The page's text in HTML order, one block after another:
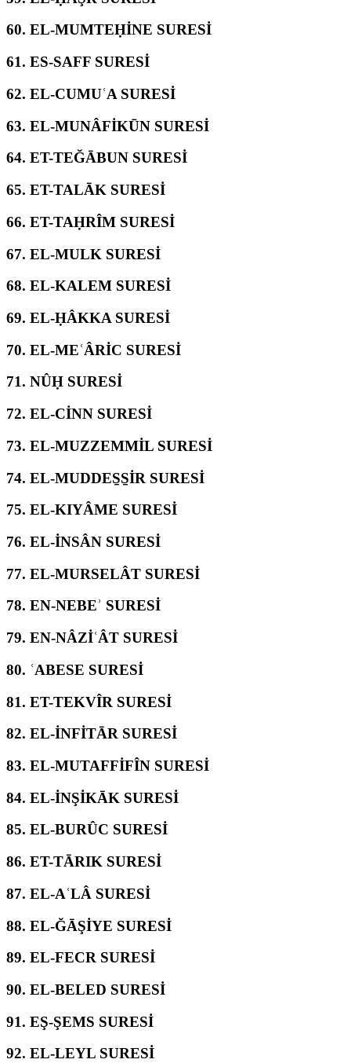
60. EL-MUMTEḤİNE SURESİ
61. ES-SAFF SURESİ
62. EL-CUMUʿA SURESİ
63. EL-MUNÂFİKŪN SURESİ
64. ET-TEĞĀBUN SURESİ
65. ET-TALĀK SURESİ
66. ET-TAḤRÎM SURESİ
67. EL-MULK SURESİ
68. EL-KALEM SURESİ
69. EL-ḤÂKKA SURESİ
70. EL-MEʿÂRİC SURESİ
71. NÛḤ SURESİ
72. EL-CİNN SURESİ
73. EL-MUZZEMMİL SURESİ
74. EL-MUDDES̱S̱İR SURESİ
75. EL-KIYÂME SURESİ
76. EL-İNSÂN SURESİ
77. EL-MURSELÂT SURESİ
78. EN-NEBEʾ SURESİ
79. EN-NÂZİʿÂT SURESİ
80. ʿABESE SURESİ
81. ET-TEKVÎR SURESİ
82. EL-İNFİTĀR SURESİ
83. EL-MUTAFFİFÎN SURESİ
84. EL-İNŞİKĀK SURESİ
85. EL-BURÛC SURESİ
86. ET-TĀRIK SURESİ
87. EL-AʿLÂ SURESİ
88. EL-ĞĀŞİYE SURESİ
89. EL-FECR SURESİ
90. EL-BELED SURESİ
91. EŞ-ŞEMS SURESİ
92. EL-LEYL SURESİ